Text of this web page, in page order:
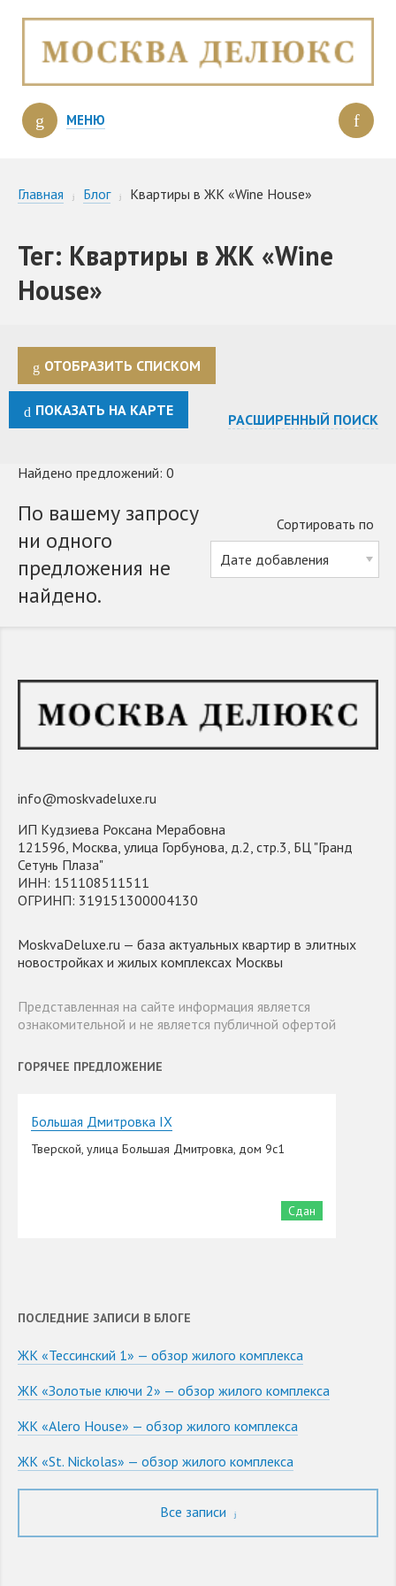
МЕНЮ
Главная Блог Квартиры в ЖК «Wine House»
Тег: Квартиры в ЖК «Wine
House»
ОТОБРАЗИТЬ СПИСКОМ
ПОКАЗАТЬ НА КАРТЕ
РАСШИРЕННЫЙ ПОИСК
Найдено предложений: 0
Сортировать по
По вашему запросу
ни одного
предложения не
найдено.
info@moskvadeluxe.ru
ИП Кудзиева Роксана Мерабовна
121596, Москва, улица Горбунова, д.2, стр.3, БЦ "Гранд
Сетунь Плаза"
ИНН: 151108511511
ОГРИНП: 319151300004130
MoskvaDeluxe.ru — база актуальных квартир в элитных
новостройках и жилых комплексах Москвы
Представленная на сайте информация является
ознакомительной и не является публичной офертой
ГОРЯЧЕЕ ПРЕДЛОЖЕНИЕ
Большая Дмитровка IX
Тверской, улица Большая Дмитровка, дом 9с1
Сдан
ПОСЛЕДНИЕ ЗАПИСИ В БЛОГЕ
ЖК «Тессинский 1» — обзор жилого комплекса
ЖК «Золотые ключи 2» — обзор жилого комплекса
ЖК «Alero House» — обзор жилого комплекса
ЖК «St. Nickolas» — обзор жилого комплекса
Все записи